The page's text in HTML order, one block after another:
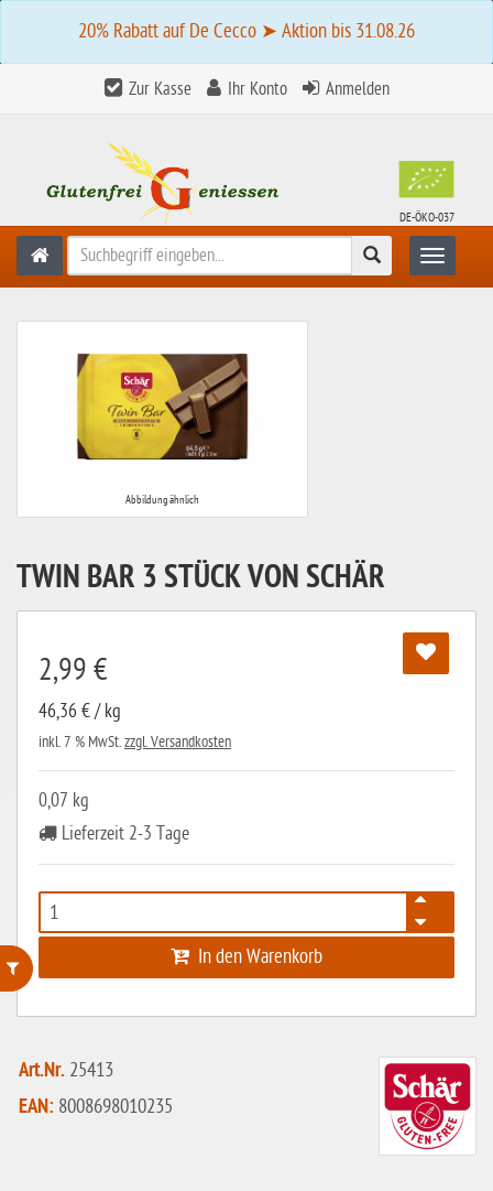
ohne Weizenstärke
laktosefrei
ohne Hefe
20% Rabatt auf De Cecco ➤ Aktion bis 31.08.26
Zur Kasse Ihr Konto Anmelden
DE-ÖKO-037
Suchen Toggle
Abbildung ähnlich
TWIN BAR 3 STÜCK VON SCHÄR
2,99 €
46,36 € / kg
inkl. 7 % MwSt.zzgl. Versandkosten
0,07 kg
Lieferzeit 2-3 Tage
In den Warenkorb
Art.Nr. 25413
EAN: 8008698010235